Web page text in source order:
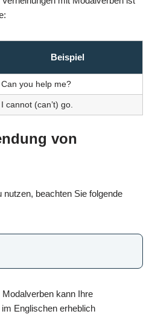
Beispiel
Can you help me?
I cannot (can’t) go.
von
beachten Sie folgende
kann Ihre
Englischen erheblich